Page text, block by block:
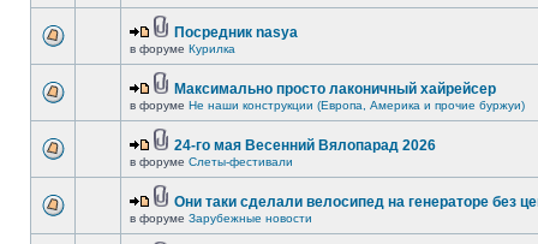
Посредник nasya
в форуме Курилка
Максимально просто лаконичный хайрейсер
в форуме Не наши конструкции (Европа, Америка и прочие буржуи)
24-го мая Весенний Вялопарад 2026
в форуме Слеты-фестивали
Они таки сделали велосипед на генераторе без
в форуме Зарубежные новости